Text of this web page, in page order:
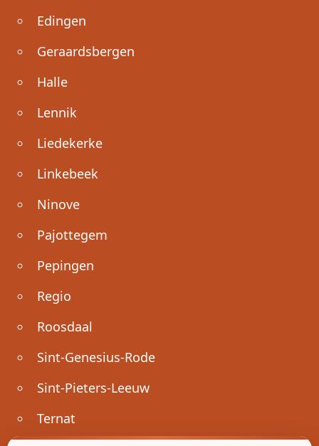
Edingen
Geraardsbergen
Halle
Lennik
Liedekerke
Linkebeek
Ninove
Pajottegem
Pepingen
Regio
Roosdaal
Sint-Genesius-Rode
Sint-Pieters-Leeuw
Ternat